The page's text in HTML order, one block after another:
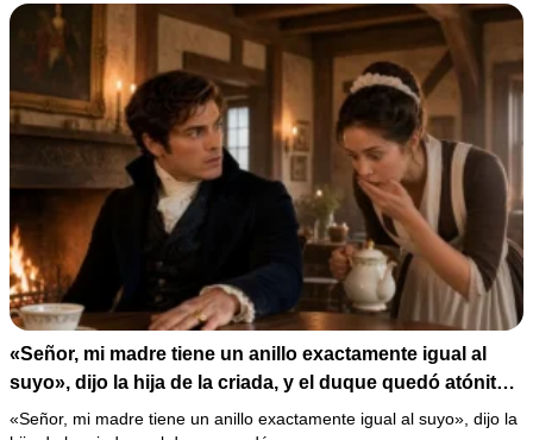
«Señor, mi madre tiene un anillo exactamente igual al
suyo», dijo la hija de la criada, y el duque quedó atónito
al oírlo.
«Señor, mi madre tiene un anillo exactamente igual al suyo», dijo la